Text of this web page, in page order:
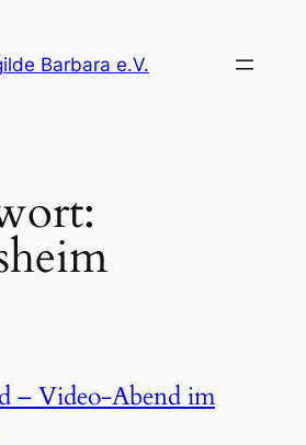
Barbara e.V.
– Video-Abend im